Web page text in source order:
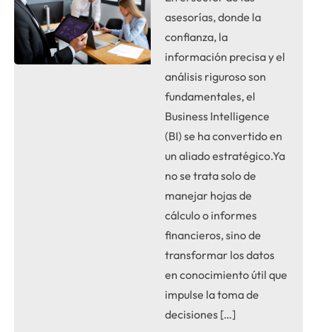
asesorías, donde la
confianza, la
información precisa y el
análisis riguroso son
fundamentales, el
Business Intelligence
(BI) se ha convertido en
un aliado estratégico.Ya
no se trata solo de
manejar hojas de
cálculo o informes
financieros, sino de
transformar los datos
en conocimiento útil que
impulse la toma de
decisiones […]